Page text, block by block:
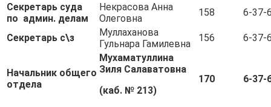
Секретарь суда
по админ. делам
Некрасова Анна
Олеговна
158 6-37-
Секретарь с\з
Муллаханова
Гульнара Гамилевна
156 6-37-
Начальник общего
отдела
Мухаматуллина
Зиля Салаватовна
(каб. № 213)
170 6-37-